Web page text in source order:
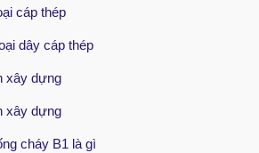
cáp thép
dây cáp thép
xây dựng
xây dựng
cháy B1 là gì